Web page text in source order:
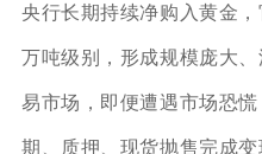
央行长期持续净购入黄金
万吨级别，形成规模庞大
易市场，即便遭遇市场恐
期、质押、现货抛售完成